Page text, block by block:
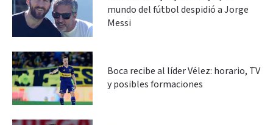
mundo del fútbol despidió a Jorge
Messi
Boca recibe al líder Vélez: horario, TV
y posibles formaciones